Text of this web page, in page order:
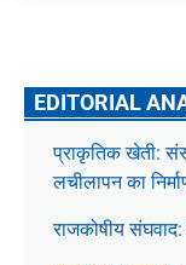
EDITORIAL
प्राकृतिक खेती:
लचीलापन का
राजकोषीय संघवाद: